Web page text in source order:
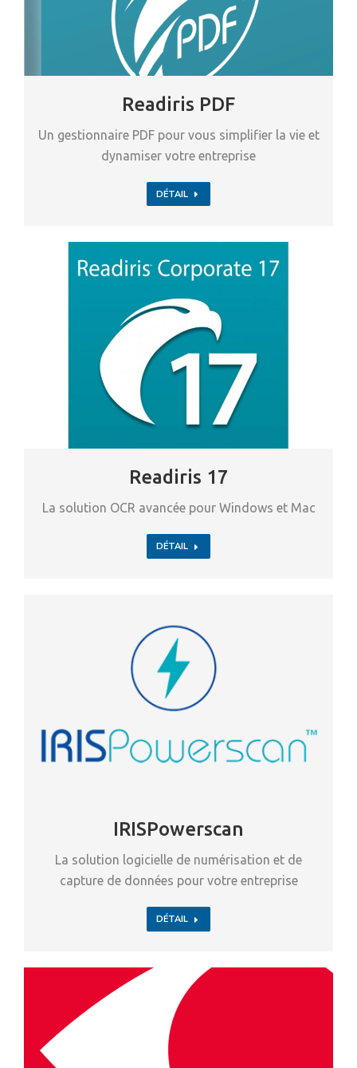
Readiris PDF
Un gestionnaire PDF pour vous simplifier la vie et
dynamiser votre entreprise
DÉTAIL
Readiris 17
La solution OCR avancée pour Windows et Mac
DÉTAIL
IRISPowerscan
La solution logicielle de numérisation et de
capture de données pour votre entreprise
DÉTAIL